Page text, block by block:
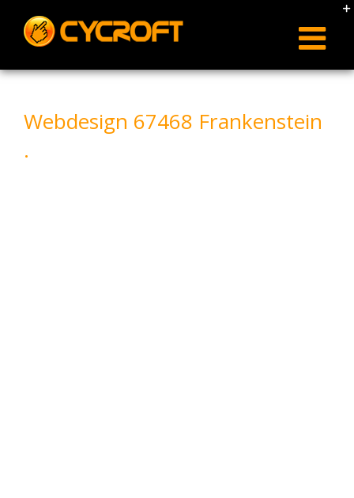
content
Webdesign 67468 Frankenstein
.